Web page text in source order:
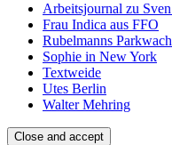
Arbeitsjournal zu
Frau Indica aus FFO
Rubelmanns
Sophie in New York
Textweide
Utes Berlin
Walter Mehring